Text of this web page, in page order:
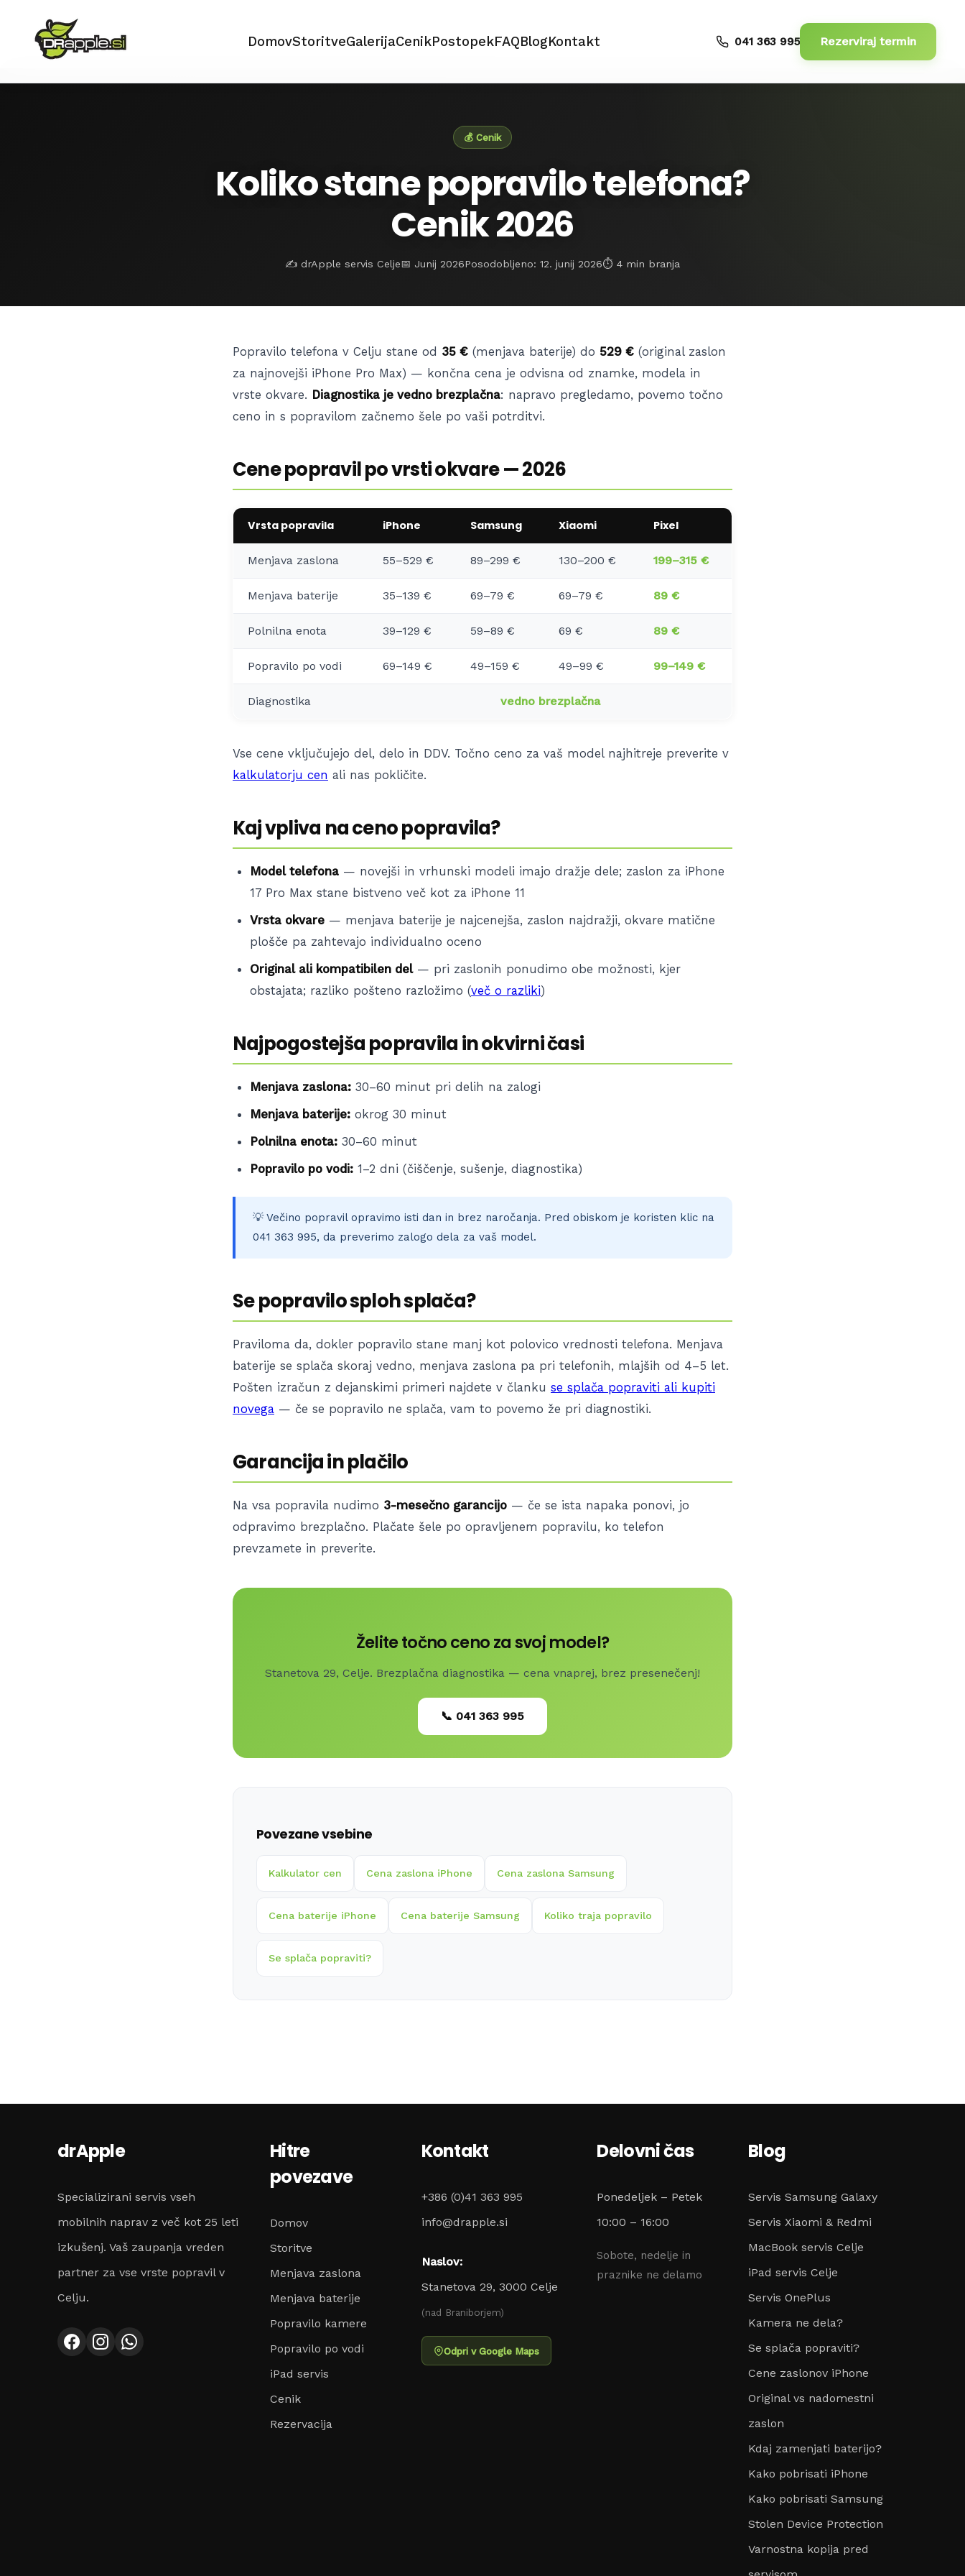
DomovStoritveGalerijaCenikPostopekFAQBlogKontakt 041 363 995 Rezerviraj termin
💰 Cenik
Koliko stane popravilo telefona?
Cenik 2026
✍️ drApple servis Celje📅 Junij 2026Posodobljeno: 12. junij 2026⏱️ 4 min branja
Popravilo telefona v Celju stane od 35 € (menjava baterije) do 529 € (original zaslon
za najnovejši iPhone Pro Max) — končna cena je odvisna od znamke, modela in
vrste okvare. Diagnostika je vedno brezplačna: napravo pregledamo, povemo točno
ceno in s popravilom začnemo šele po vaši potrditvi.
Cene popravil po vrsti okvare — 2026
Vrsta popravila iPhone Samsung Xiaomi Pixel
Menjava zaslona 55–529 € 89–299 € 130–200 € 199–315 €
Menjava baterije 35–139 € 69–79 € 69–79 € 89 €
Polnilna enota 39–129 € 59–89 € 69 € 89 €
Popravilo po vodi 69–149 € 49–159 € 49–99 € 99–149 €
Diagnostika vedno brezplačna
Vse cene vključujejo del, delo in DDV. Točno ceno za vaš model najhitreje preverite v
kalkulatorju cen ali nas pokličite.
Kaj vpliva na ceno popravila?
Model telefona — novejši in vrhunski modeli imajo dražje dele; zaslon za iPhone
17 Pro Max stane bistveno več kot za iPhone 11
Vrsta okvare — menjava baterije je najcenejša, zaslon najdražji, okvare matične
plošče pa zahtevajo individualno oceno
Original ali kompatibilen del— pri zaslonih ponudimo obe možnosti, kjer
obstajata; razliko pošteno razložimo (več o razliki)
Najpogostejša popravila in okvirni časi
Menjava zaslona: 30–60 minut pri delih na zalogi
Menjava baterije: okrog 30 minut
Polnilna enota: 30–60 minut
Popravilo po vodi: 1–2 dni (čiščenje, sušenje, diagnostika)
💡 Večino popravil opravimo isti dan in brez naročanja. Pred obiskom je koristen klic na
041 363 995, da preverimo zalogo dela za vaš model.
Se popravilo sploh splača?
Praviloma da, dokler popravilo stane manj kot polovico vrednosti telefona. Menjava
baterije se splača skoraj vedno, menjava zaslona pa pri telefonih, mlajših od 4–5 let.
Pošten izračun z dejanskimi primeri najdete v članku se splača popraviti ali kupiti
novega — če se popravilo ne splača, vam to povemo že pri diagnostiki.
Garancija in plačilo
Na vsa popravila nudimo 3-mesečno garancijo — če se ista napaka ponovi, jo
odpravimo brezplačno. Plačate šele po opravljenem popravilu, ko telefon
prevzamete in preverite.
Želite točno ceno za svoj model?
Stanetova 29, Celje. Brezplačna diagnostika — cena vnaprej, brez presenečenj!
📞 041 363 995
Povezane vsebine
Kalkulator cen Cena zaslona iPhone Cena zaslona Samsung
Cena baterije iPhone Cena baterije Samsung Koliko traja popravilo
Se splača popraviti?
drApple
Specializirani servis vseh
mobilnih naprav z več kot 25 leti
izkušenj. Vaš zaupanja vreden
partner za vse vrste popravil v
Celju.
Hitre
povezave
Domov
Storitve
Menjava zaslona
Menjava baterije
Popravilo kamere
Popravilo po vodi
iPad servis
Cenik
Rezervacija
Kontakt
+386 (0)41 363 995
info@drapple.si
Naslov:
Stanetova 29, 3000 Celje
(nad Braniborjem)
Odpri v Google Maps
Delovni čas
Ponedeljek – Petek
10:00 – 16:00
Sobote, nedelje in
praznike ne delamo
Blog
Servis Samsung Galaxy
Servis Xiaomi & Redmi
MacBook servis Celje
iPad servis Celje
Servis OnePlus
Kamera ne dela?
Se splača popraviti?
Cene zaslonov iPhone
Original vs nadomestni
zaslon
Kdaj zamenjati baterijo?
Kako pobrisati iPhone
Kako pobrisati Samsung
Stolen Device Protection
Varnostna kopija pred